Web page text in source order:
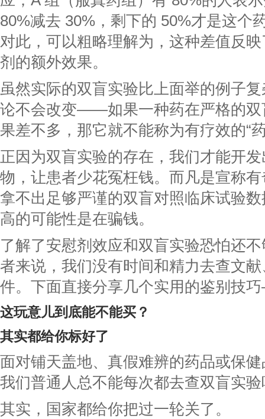
80%减去 30%，剩下的 50%才是这个
对此，可以粗略理解为，这种差值反
剂的额外效果。
虽然实际的双盲实验比上面举的例子
论不会改变——如果一种药在严格的双
果差不多，那它就不能称为有疗效的“
正因为双盲实验的存在，我们才能开
物，让患者少花冤枉钱。而凡是宣称
拿不出足够严谨的双盲对照临床试验
高的可能性是在骗钱。
了解了安慰剂效应和双盲实验恐怕还
者来说，我们没有时间和精力去查文
件。下面直接分享几个实用的鉴别技
这玩意儿到底能不能买？
其实都给你标好了
面对铺天盖地、真假难辨的药品或保
我们普通人总不能每次都去查双盲实
其实，国家都给你把过一轮关了。